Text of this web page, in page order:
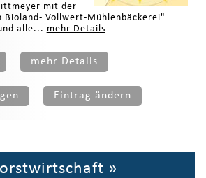
mit der
Bioland- Vollwert-Mühlenbäckerei"
alle... mehr Details
mehr Details
Eintrag ändern
»